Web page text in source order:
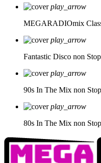
play_arrow
MEGARADIOmix
play_arrow
Fantastic Disco non
play_arrow
90s In The Mix non
play_arrow
80s In The Mix non